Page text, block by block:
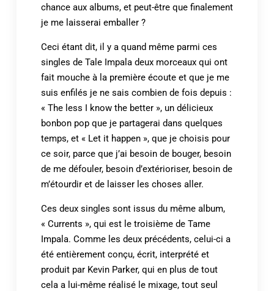
chance aux albums, et peut-être que finalement
je me laisserai emballer ?
Ceci étant dit, il y a quand même parmi ces
singles de Tale Impala deux morceaux qui ont
fait mouche à la première écoute et que je me
suis enfilés je ne sais combien de fois depuis :
« The less I know the better », un délicieux
bonbon pop que je partagerai dans quelques
temps, et « Let it happen », que je choisis pour
ce soir, parce que j’ai besoin de bouger, besoin
de me défouler, besoin d’extérioriser, besoin de
m’étourdir et de laisser les choses aller.
Ces deux singles sont issus du même album,
« Currents », qui est le troisième de Tame
Impala. Comme les deux précédents, celui-ci a
été entièrement conçu, écrit, interprété et
produit par Kevin Parker, qui en plus de tout
cela a lui-même réalisé le mixage, tout seul